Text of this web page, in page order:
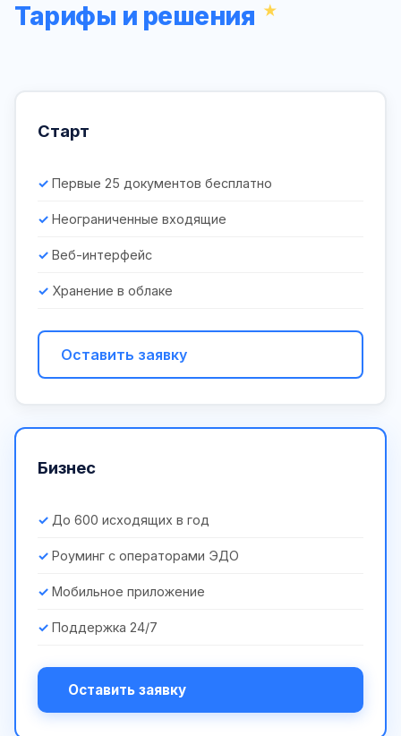
Тарифы и решения
Старт
Первые 25 документов бесплатно
Неограниченные входящие
Веб-интерфейс
Хранение в облаке
Оставить заявку
Бизнес
До 600 исходящих в год
Роуминг с операторами ЭДО
Мобильное приложение
Поддержка 24/7
Оставить заявку